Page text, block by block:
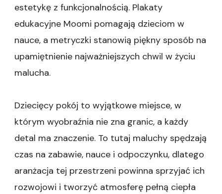
estetykę z funkcjonalnością. Plakaty
edukacyjne Moomi pomagają dzieciom w
nauce, a metryczki stanowią piękny sposób na
upamiętnienie najważniejszych chwil w życiu
malucha.
Dziecięcy pokój to wyjątkowe miejsce, w
którym wyobraźnia nie zna granic, a każdy
detal ma znaczenie. To tutaj maluchy spędzają
czas na zabawie, nauce i odpoczynku, dlatego
aranżacja tej przestrzeni powinna sprzyjać ich
rozwojowi i tworzyć atmosferę pełną ciepła